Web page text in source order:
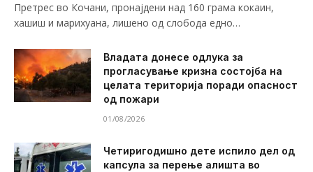
Претрес во Кочани, пронајдени над 160 грама кокаин,
хашиш и марихуана, лишено од слобода едно…
Владата донесе одлука за
прогласување кризна состојба на
целата територија поради опасност
од пожари
01/08/2026
Четиригодишно дете испило дел од
капсула за перење алишта во